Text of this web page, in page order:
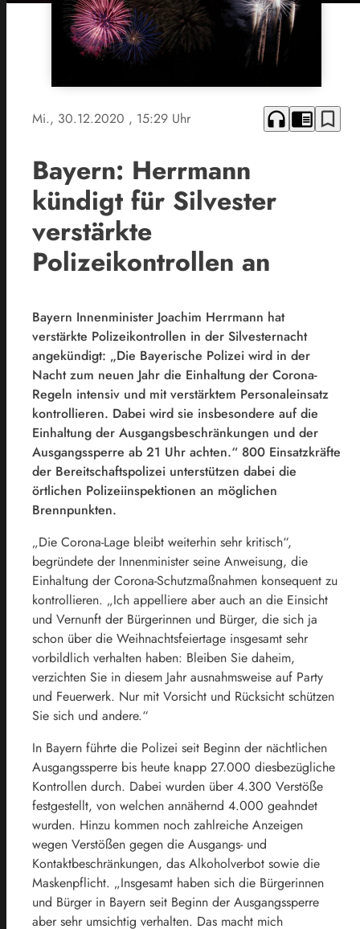
Mi., 30.12.2020 , 15:29 Uhr headphones chrome_reader_mode bookmark_border
Bayern: Herrmann
kündigt für Silvester
verstärkte
Polizeikontrollen an
Bayern Innenminister Joachim Herrmann hat
verstärkte Polizeikontrollen in der Silvesternacht
angekündigt: „Die Bayerische Polizei wird in der
Nacht zum neuen Jahr die Einhaltung der Corona-
Regeln intensiv und mit verstärktem Personaleinsatz
kontrollieren. Dabei wird sie insbesondere auf die
Einhaltung der Ausgangsbeschränkungen und der
Ausgangssperre ab 21 Uhr achten.“ 800 Einsatzkräfte
der Bereitschaftspolizei unterstützen dabei die
örtlichen Polizeiinspektionen an möglichen
Brennpunkten.
„Die Corona-Lage bleibt weiterhin sehr kritisch“,
begründete der Innenminister seine Anweisung, die
Einhaltung der Corona-Schutzmaßnahmen konsequent zu
kontrollieren. „Ich appelliere aber auch an die Einsicht
und Vernunft der Bürgerinnen und Bürger, die sich ja
schon über die Weihnachtsfeiertage insgesamt sehr
vorbildlich verhalten haben: Bleiben Sie daheim,
verzichten Sie in diesem Jahr ausnahmsweise auf Party
und Feuerwerk. Nur mit Vorsicht und Rücksicht schützen
Sie sich und andere.“
In Bayern führte die Polizei seit Beginn der nächtlichen
Ausgangssperre bis heute knapp 27.000 diesbezügliche
Kontrollen durch. Dabei wurden über 4.300 Verstöße
festgestellt, von welchen annähernd 4.000 geahndet
wurden. Hinzu kommen noch zahlreiche Anzeigen
wegen Verstößen gegen die Ausgangs- und
Kontaktbeschränkungen, das Alkoholverbot sowie die
Maskenpflicht. „Insgesamt haben sich die Bürgerinnen
und Bürger in Bayern seit Beginn der Ausgangssperre
aber sehr umsichtig verhalten. Das macht mich